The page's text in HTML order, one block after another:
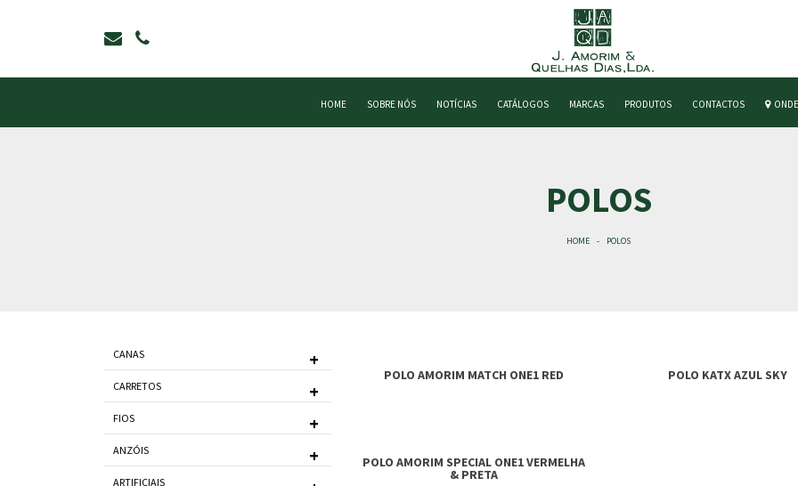
HOME SOBRE NÓS NOTÍCIAS CATÁLOGOS MARCAS PRODUTOS CONTACTOS ONDE
POLOS
HOME POLOS
CANAS
CARRETOS
FIOS
ANZÓIS
ARTIFICIAIS
POLO AMORIM MATCH ONE1 RED POLO KATX AZUL SKY
POLO AMORIM SPECIAL ONE1 VERMELHA
& PRETA